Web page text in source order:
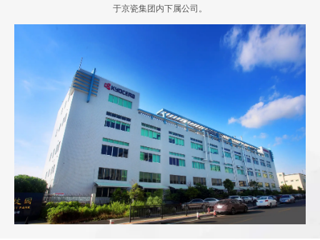
于京瓷集团内下属公司。